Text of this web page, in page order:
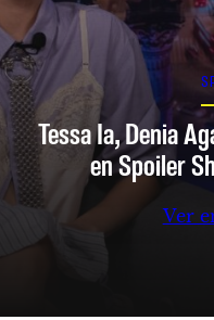
Tessa Ia, Denia
en Spoiler
Ver